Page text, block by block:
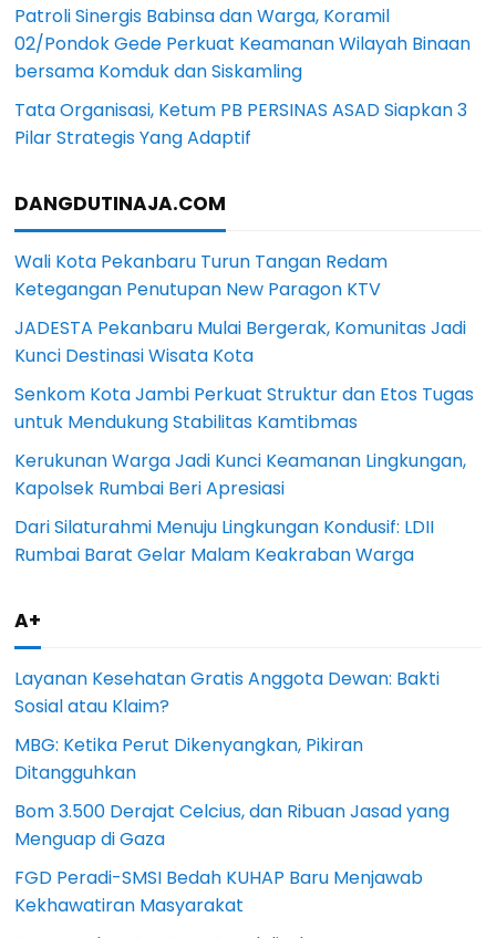
Patroli Sinergis Babinsa dan Warga, Koramil
02/Pondok Gede Perkuat Keamanan Wilayah Binaan
bersama Komduk dan Siskamling
Tata Organisasi, Ketum PB PERSINAS ASAD Siapkan 3
Pilar Strategis Yang Adaptif
DANGDUTINAJA.COM
Wali Kota Pekanbaru Turun Tangan Redam
Ketegangan Penutupan New Paragon KTV
JADESTA Pekanbaru Mulai Bergerak, Komunitas Jadi
Kunci Destinasi Wisata Kota
Senkom Kota Jambi Perkuat Struktur dan Etos Tugas
untuk Mendukung Stabilitas Kamtibmas
Kerukunan Warga Jadi Kunci Keamanan Lingkungan,
Kapolsek Rumbai Beri Apresiasi
Dari Silaturahmi Menuju Lingkungan Kondusif: LDII
Rumbai Barat Gelar Malam Keakraban Warga
A+
Layanan Kesehatan Gratis Anggota Dewan: Bakti
Sosial atau Klaim?
MBG: Ketika Perut Dikenyangkan, Pikiran
Ditangguhkan
Bom 3.500 Derajat Celcius, dan Ribuan Jasad yang
Menguap di Gaza
FGD Peradi-SMSI Bedah KUHAP Baru Menjawab
Kekhawatiran Masyarakat